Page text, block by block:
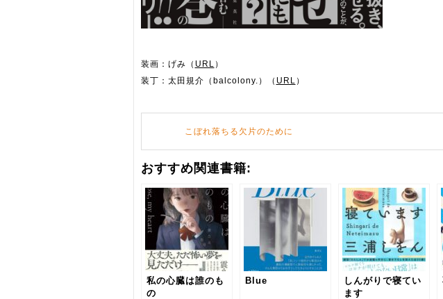
装画：げみ（ URL ）
装丁：太田規介（balcolony.）（ URL ）
こぼれ落ちる欠片のために
おすすめ関連書籍:
私の心臓は誰のも
の
Blue
しんがりで寝てい
ます